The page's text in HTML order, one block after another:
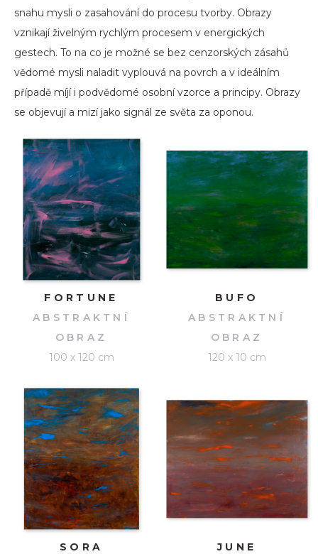
snahu mysli o zasahování do procesu tvorby. Obrazy
vznikají živelným rychlým procesem v energických
gestech. To na co je možné se bez cenzorských zásahů
vědomé mysli naladit vyplouvá na povrch a v ideálním
případě míjí i podvědomé osobní vzorce a principy. Obrazy
se objevují a mizí jako signál ze světa za oponou.
FORTUNE
ABSTRAKTNÍ
OBRAZ
100 x 120 cm
SORA
BUFO
ABSTRAKTNÍ
OBRAZ
120 x 10 cm
JUNE